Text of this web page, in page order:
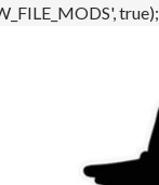
true);